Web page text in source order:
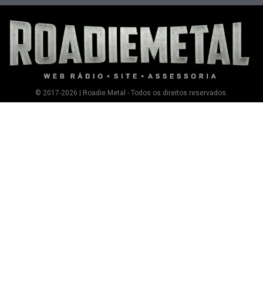
© 2017-2026 | Roadie Metal - Todos os direitos reservados.